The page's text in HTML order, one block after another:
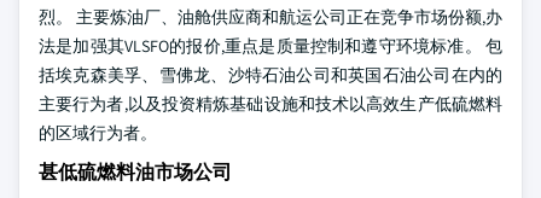
烈。 主要炼油厂、油舱供应商和航运公司正在竞争市场份额,办
法是加强其VLSFO的报价,重点是质量控制和遵守环境标准。 包
括埃克森美孚、雪佛龙、沙特石油公司和英国石油公司在内的
主要行为者,以及投资精炼基础设施和技术以高效生产低硫燃料
的区域行为者。
甚低硫燃料油市场公司